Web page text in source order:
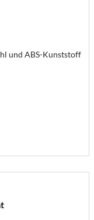
und ABS-Kunststoff